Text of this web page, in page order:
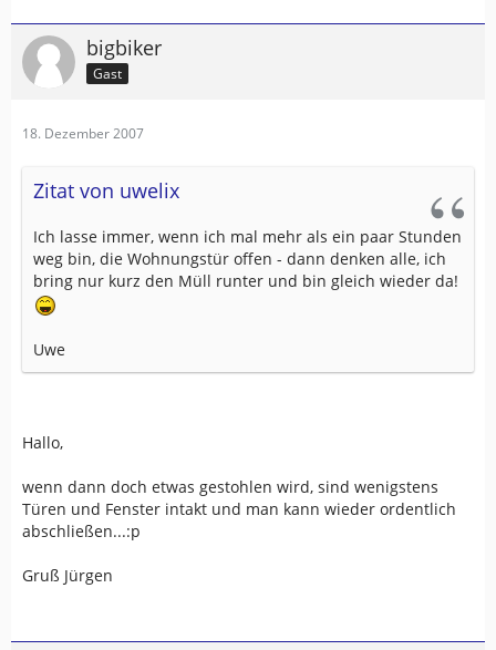
bigbiker
Gast
18. Dezember 2007
Zitat von uwelix
Ich lasse immer, wenn ich mal mehr als ein paar Stunden
weg bin, die Wohnungstür offen - dann denken alle, ich
bring nur kurz den Müll runter und bin gleich wieder da!
Uwe
Hallo,
wenn dann doch etwas gestohlen wird, sind wenigstens
Türen und Fenster intakt und man kann wieder ordentlich
abschließen...:p
Gruß Jürgen